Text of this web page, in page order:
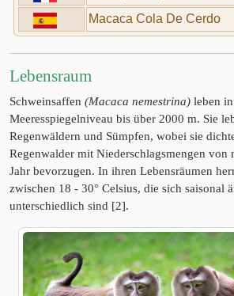
Macaca Cola De Cerdo
Lebensraum
Schweinsaffen (Macaca nemestrina) leben
Meeresspiegelniveau bis über 2000 m. Sie
Regenwäldern und Sümpfen, wobei sie
Regenwalder mit Niederschlagsmengen von
Jahr bevorzugen. In ihren Lebensräumen
zwischen 18 - 30° Celsius, die sich saisonal
unterschiedlich sind [2].